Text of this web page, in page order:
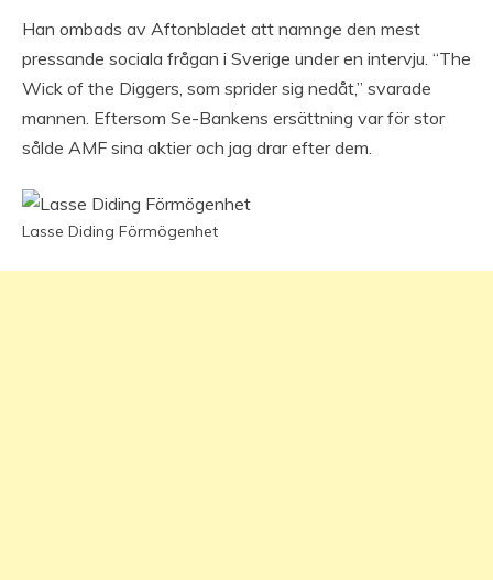
Han ombads av Aftonbladet att namnge den mest
pressande sociala frågan i Sverige under en intervju. “The
Wick of the Diggers, som sprider sig nedåt,” svarade
mannen. Eftersom Se-Bankens ersättning var för stor
sålde AMF sina aktier och jag drar efter dem.
Lasse Diding Förmögenhet